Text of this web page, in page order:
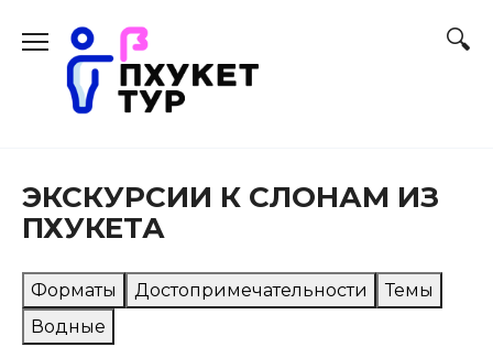
содержанию
ЭКСКУРСИИ К СЛОНАМ ИЗ
ПХУКЕТА
Форматы Достопримечательности
Темы
Водные